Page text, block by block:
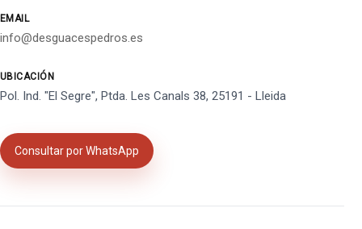
EMAIL
info@desguacespedros.es
UBICACIÓN
Pol. Ind. "El Segre", Ptda. Les Canals 38, 25191 - Lleida
Consultar por WhatsApp